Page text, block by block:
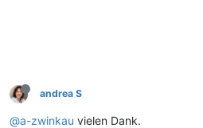
andrea S
@a-zwinkau vielen Dank.